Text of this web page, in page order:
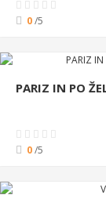
0/5
PARIZ IN PO
0/5